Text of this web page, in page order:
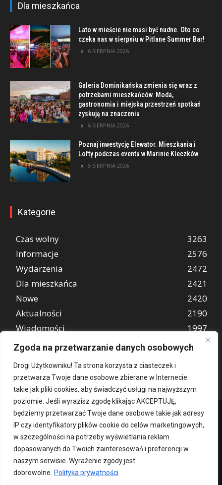
Zgoda na przetwarzanie danych osobowych
Drogi Użytkowniku! Ta strona korzysta z ciasteczek i
przetwarza Twoje dane osobowe zbierane w Internecie:
takie jak pliki cookies, aby świadczyć usługi na najwyższym
poziomie. Jeśli wyrazisz zgodę klikając AKCEPTUJĘ,
będziemy przetwarzać Twoje dane osobowe takie jak adresy
IP czy identyfikatory plików cookie do celów marketingowych,
w szczególności na potrzeby wyświetlania reklam
dopasowanych do Twoich zainteresowań i preferencji w
naszym serwisie. Wyrażenie zgody jest
dobrowolne.
Polityka prywatności
Dla mieszkańca
Lato w mieście nie musi być nudne. Oto co
czeka nas w sierpniu w Pitlane Summer Bar!
6 SIERPNIA 2026
Galeria Dominikańska zmienia się wraz z
potrzebami mieszkańców. Moda,
gastronomia i miejska przestrzeń spotkań
zyskują na znaczeniu
6 SIERPNIA 2026
Poznaj inwestycję Elewator. Mieszkania i
Lofty podczas eventu w Marinie Kleczków
5 SIERPNIA 2026
Kategorie
Czas wolny
3263
Informacje
2576
Wydarzenia
2472
Dla mieszkańca
2421
Nowe
2420
Aktualności
2190
Wiadomości
1997
REKLAMA
849
Kontakt O nas Patronat medialny